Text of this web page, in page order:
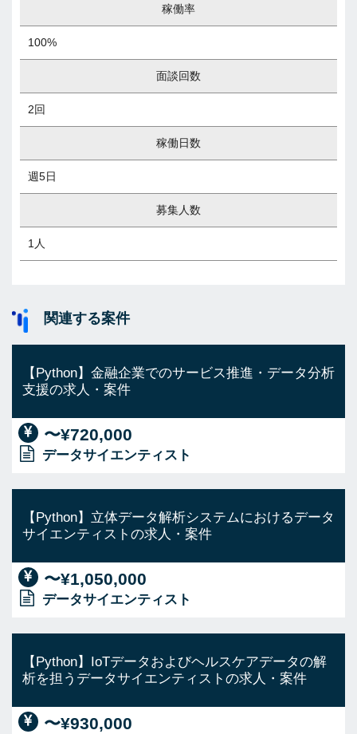
稼働率
100%
面談回数
2回
稼働日数
週5日
募集人数
1人
関連する案件
【Python】金融企業でのサービス推進・データ分析
支援の求人・案件
〜¥720,000
データサイエンティスト
【Python】立体データ解析システムにおけるデータ
サイエンティストの求人・案件
〜¥1,050,000
データサイエンティスト
【Python】IoTデータおよびヘルスケアデータの解
析を担うデータサイエンティストの求人・案件
〜¥930,000